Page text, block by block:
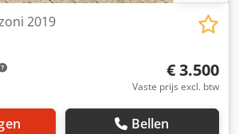
2019
€ 3.500
Vaste prijs excl. btw
Bellen